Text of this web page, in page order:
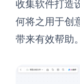
向团队介绍
博思白板boardmix
下载
收集软件打造
何将之用于创
带来有效帮助。